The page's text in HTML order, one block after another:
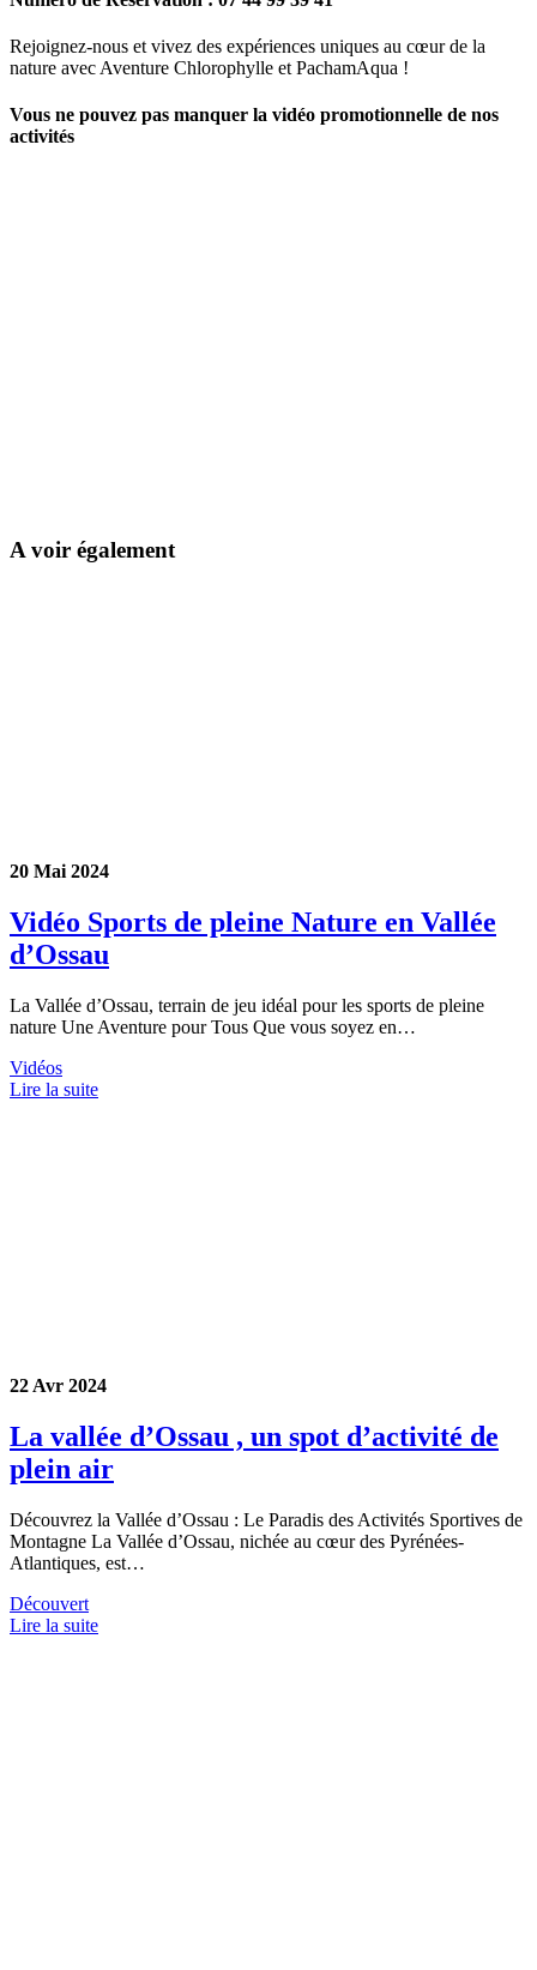
Rejoignez-nous et vivez des expériences uniques au cœur de la
nature avec Aventure Chlorophylle et PachamAqua !
Vous ne pouvez pas manquer la vidéo promotionnelle de nos
activités
A voir également
20 Mai 2024
Vidéo Sports de pleine Nature en Vallée
d’Ossau
La Vallée d’Ossau, terrain de jeu idéal pour les sports de pleine
nature Une Aventure pour Tous Que vous soyez en…
Vidéos
Lire la suite
22 Avr 2024
La vallée d’Ossau , un spot d’activité de
plein air
Découvrez la Vallée d’Ossau : Le Paradis des Activités Sportives de
Montagne La Vallée d’Ossau, nichée au cœur des Pyrénées-
Atlantiques, est…
Découvert
Lire la suite